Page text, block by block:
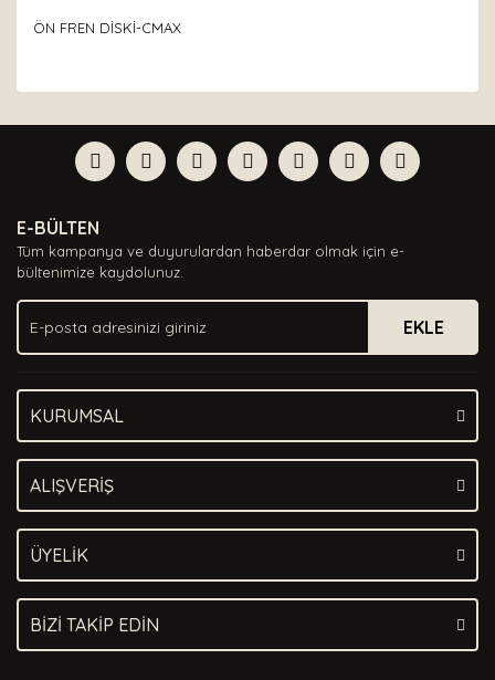
ÖN FREN DİSKİ-CMAX
Yorum Yaz
formunu kullanarak tarafımıza iletebilirsiniz.
Görüş ve önerileriniz için teşekkür ederiz.
Ürün açıklamasında eksik bilgiler bulunuyor.
Ürün bilgilerinde hatalar bulunuyor.
Ürün fiyatı diğer sitelerden daha pahalı.
Bu ürüne benzer farklı alternatifler olmalı.
E-BÜLTEN
Tüm kampanya ve duyurulardan haberdar olmak için e-
bültenimize kaydolunuz.
EKLE
KURUMSAL
ALIŞVERİŞ
ÜYELİK
BİZİ TAKİP EDİN